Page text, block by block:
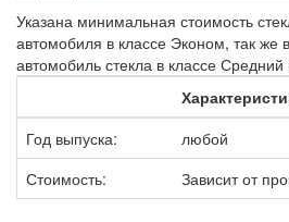
Указана минимальная стоимость
автомобиля в классе Эконом, так же
автомобиль стекла в классе
Год выпуска:
любой
Стоимость:
Зависит от